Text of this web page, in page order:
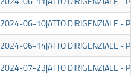
2024-06-10|ATTO DIRIGENZIALE -
2024-06-14|ATTO DIRIGENZIALE -
2024-07-23|ATTO DIRIGENZIALE -